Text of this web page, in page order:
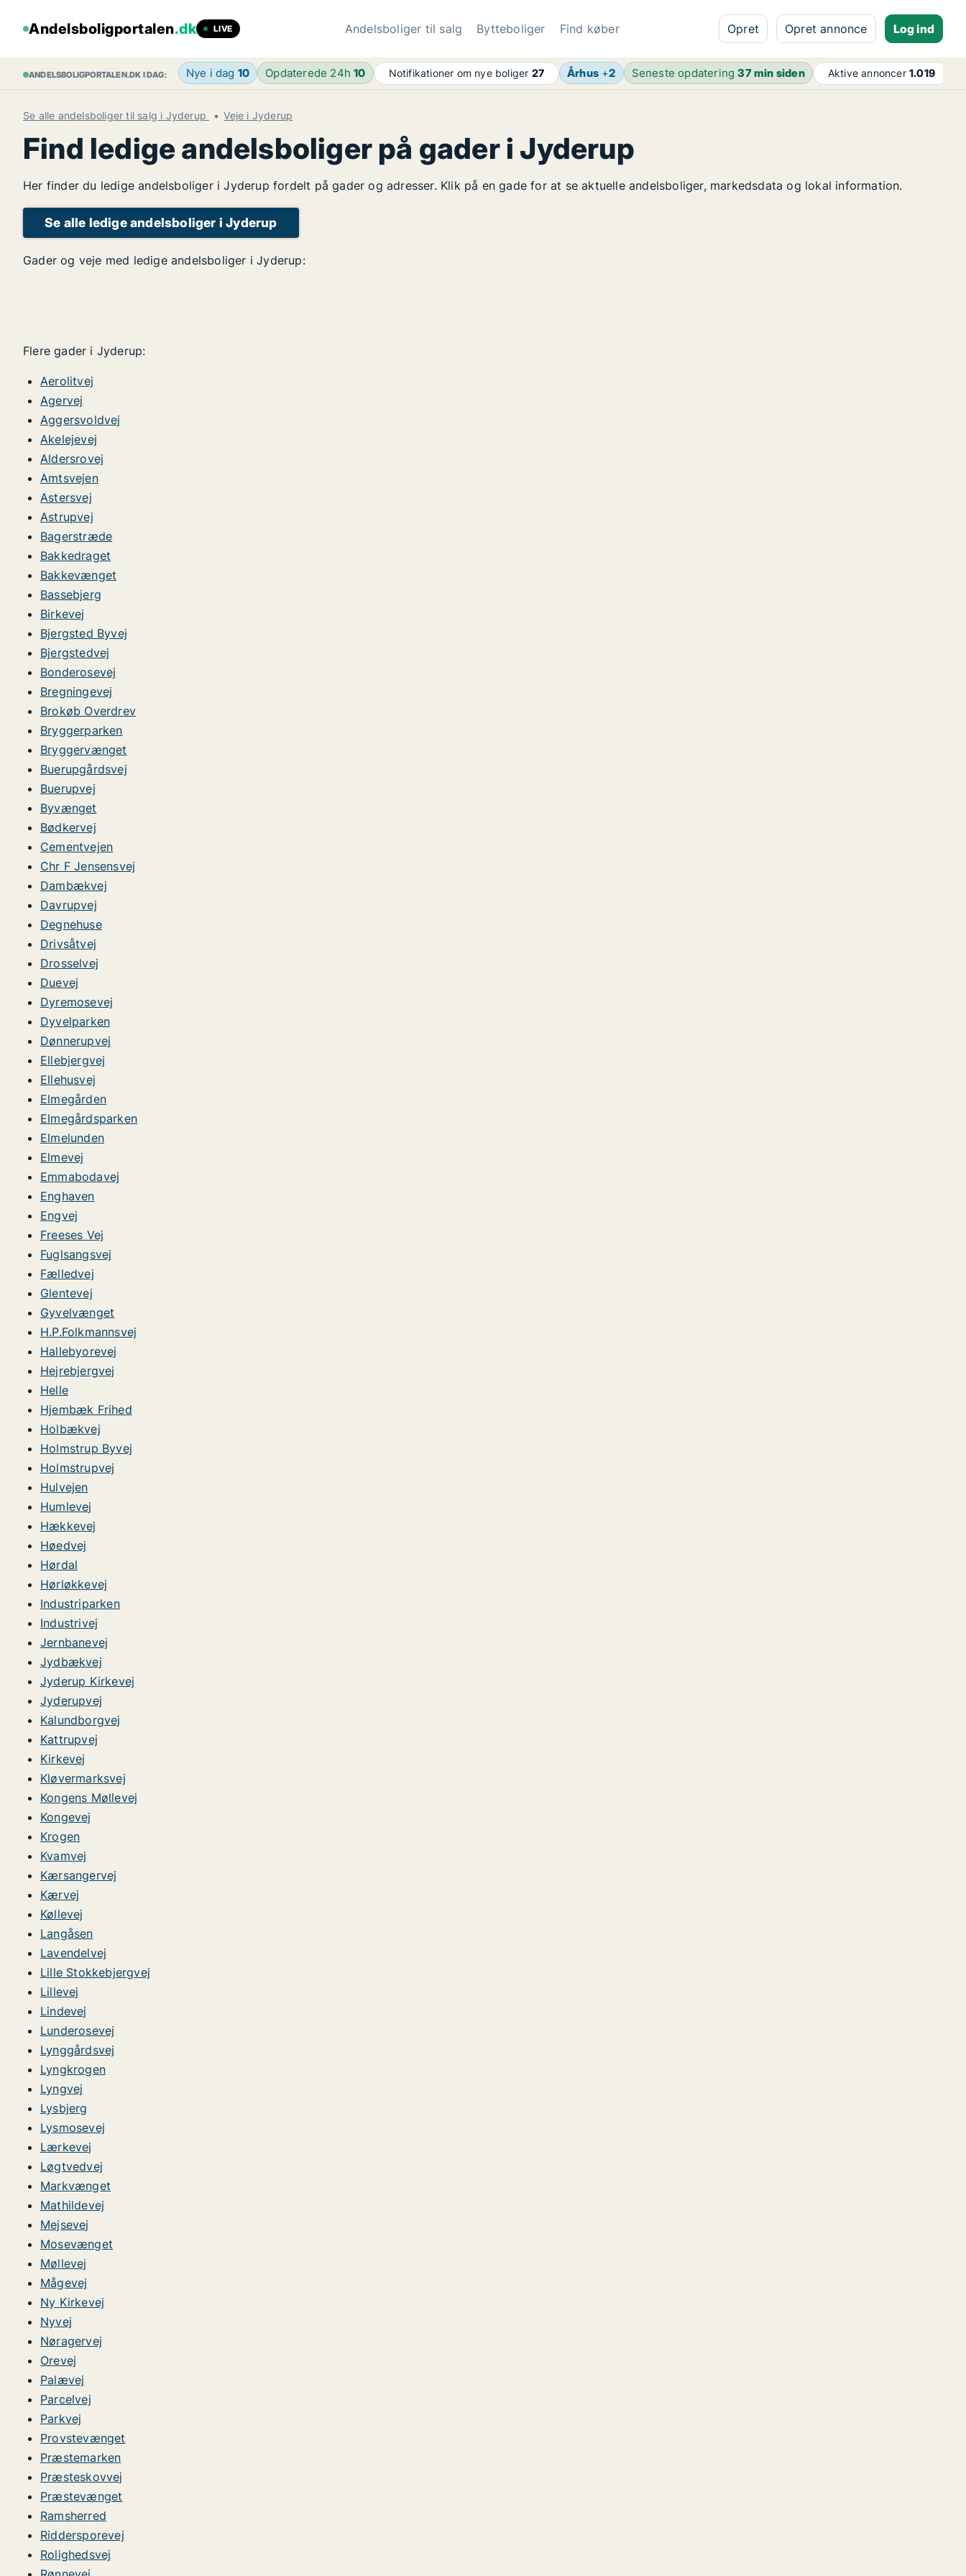
Andelsboligportalen.dk LIVE Andelsboliger til salg Bytteboliger Find køber Opret Opret annonce Log ind
ANDELSBOLIGPORTALEN.DK I DAG: Nye i dag 10 Opdaterede 24h10 Notifikationer om nye boliger 27 Århus +2 Seneste opdatering37 min siden Aktive annoncer1.019
Se alle andelsboliger til salg i Jyderup Veje i Jyderup
Find ledige andelsboliger på gader i Jyderup
Her finder du ledige andelsboliger i Jyderup fordelt på gader og adresser. Klik på en gade for at se aktuelle andelsboliger, markedsdata og lokal information.
Se alle ledige andelsboliger i Jyderup
Gader og veje med ledige andelsboliger i Jyderup:
Flere gader i Jyderup:
Aerolitvej
Agervej
Aggersvoldvej
Akelejevej
Aldersrovej
Amtsvejen
Astersvej
Astrupvej
Bagerstræde
Bakkedraget
Bakkevænget
Bassebjerg
Birkevej
Bjergsted Byvej
Bjergstedvej
Bonderosevej
Bregningevej
Brokøb Overdrev
Bryggerparken
Bryggervænget
Buerupgårdsvej
Buerupvej
Byvænget
Bødkervej
Cementvejen
Chr F Jensensvej
Dambækvej
Davrupvej
Degnehuse
Drivsåtvej
Drosselvej
Duevej
Dyremosevej
Dyvelparken
Dønnerupvej
Ellebjergvej
Ellehusvej
Elmegården
Elmegårdsparken
Elmelunden
Elmevej
Emmabodavej
Enghaven
Engvej
Freeses Vej
Fuglsangsvej
Fælledvej
Glentevej
Gyvelvænget
H.P.Folkmannsvej
Hallebyorevej
Hejrebjergvej
Helle
Hjembæk Frihed
Holbækvej
Holmstrup Byvej
Holmstrupvej
Hulvejen
Humlevej
Hækkevej
Høedvej
Hørdal
Hørløkkevej
Industriparken
Industrivej
Jernbanevej
Jydbækvej
Jyderup Kirkevej
Jyderupvej
Kalundborgvej
Kattrupvej
Kirkevej
Kløvermarksvej
Kongens Møllevej
Kongevej
Krogen
Kvamvej
Kærsangervej
Kærvej
Køllevej
Langåsen
Lavendelvej
Lille Stokkebjergvej
Lillevej
Lindevej
Lunderosevej
Lynggårdsvej
Lyngkrogen
Lyngvej
Lysbjerg
Lysmosevej
Lærkevej
Løgtvedvej
Markvænget
Mathildevej
Mejsevej
Mosevænget
Møllevej
Mågevej
Ny Kirkevej
Nyvej
Nøragervej
Orevej
Palævej
Parcelvej
Parkvej
Provstevænget
Præstemarken
Præsteskovvej
Præstevænget
Ramsherred
Riddersporevej
Rolighedsvej